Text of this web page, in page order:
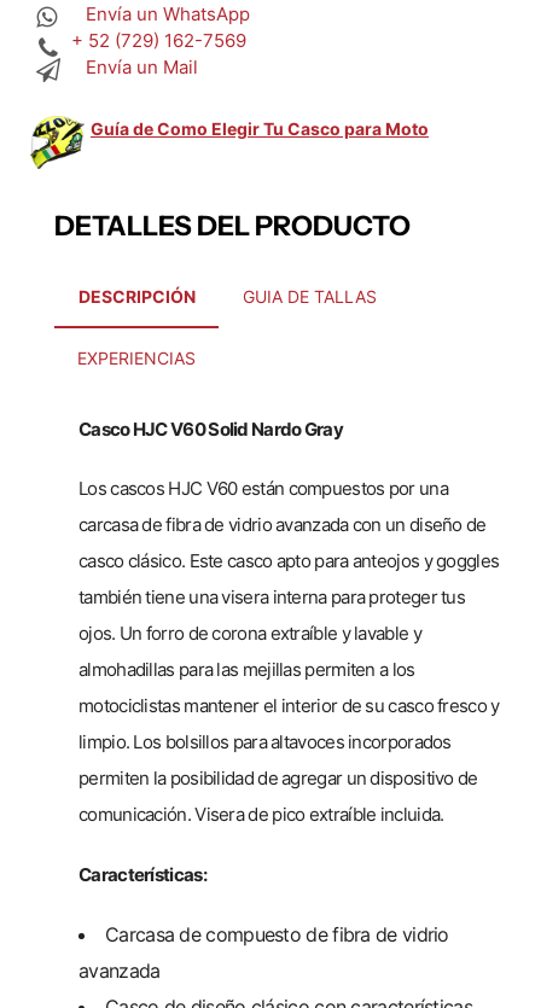
Envía un WhatsApp
+ 52 (729) 162-7569
Envía un Mail
Guía de Como Elegir Tu Casco para Moto
DETALLES DEL PRODUCTO
DESCRIPCIÓN GUIA DE TALLAS
EXPERIENCIAS
Casco HJC V60 Solid Nardo Gray
Los cascos HJC V60 están compuestos por una
carcasa de fibra de vidrio avanzada con un diseño de
casco clásico. Este casco apto para anteojos y goggles
también tiene una visera interna para proteger tus
ojos. Un forro de corona extraíble y lavable y
almohadillas para las mejillas permiten a los
motociclistas mantener el interior de su casco fresco y
limpio. Los bolsillos para altavoces incorporados
permiten la posibilidad de agregar un dispositivo de
comunicación. Visera de pico extraíble incluida.
Características:
Carcasa de compuesto de fibra de vidrio
avanzada